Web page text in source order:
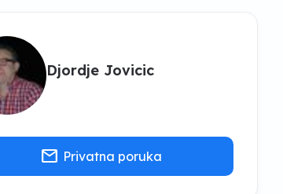
Djordje Jovicic
mail Privatna poruka